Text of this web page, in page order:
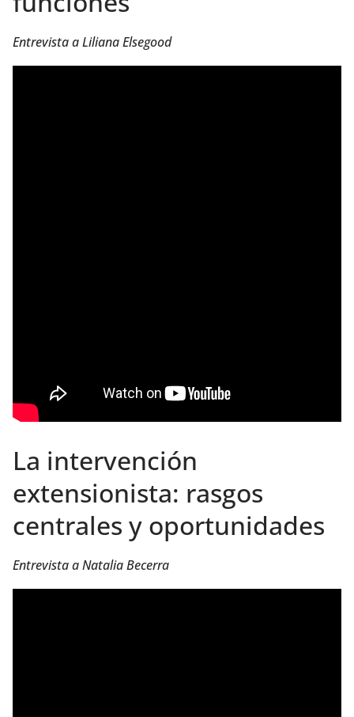
Entrevista a Liliana Elsegood
La intervención
extensionista: rasgos
centrales y oportunidades
Entrevista a Natalia Becerra